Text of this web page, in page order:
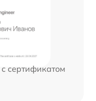
сертификатом